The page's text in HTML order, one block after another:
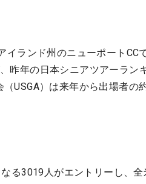
ランド州のニューポートCC
昨年の日本シニアツアーラン
USGA）は来年から出場者の
る3019人がエントリーし、